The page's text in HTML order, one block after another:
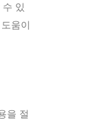
있
움이
을 절